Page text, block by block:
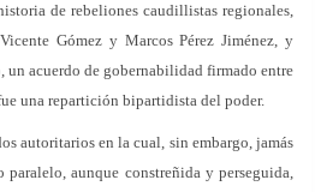
de rebeliones caudillistas regionales,
Gómez y Marcos Pérez Jiménez, y
un acuerdo de gobernabilidad firmado entre
una repartición bipartidista del poder.
autoritarios en la cual, sin embargo, jamás
paralelo, aunque constreñida y perseguida,